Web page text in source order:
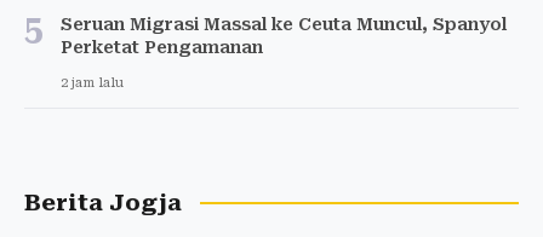
5
Seruan Migrasi Massal ke Ceuta Muncul, Spanyol
Perketat Pengamanan
2 jam lalu
Berita Jogja